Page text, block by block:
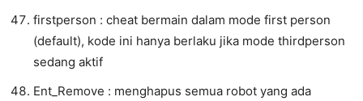
firstperson : cheat bermain dalam mode first person
(default), kode ini hanya berlaku jika mode thirdperson
sedang aktif
Ent_Remove : menghapus semua robot yang ada